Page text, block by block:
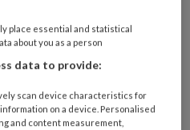
Deel dit artikel
place essential and statistical
about you as a person
data to provide:
scan device characteristics for
on a device. Personalised
and content measurement,